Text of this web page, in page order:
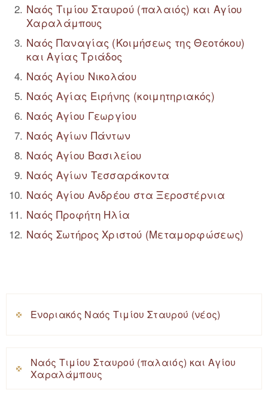
Ναός Τιμίου Σταυρού (παλαιός) και Αγίου
Χαραλάμπους
Ναός Παναγίας (Κοιμήσεως της Θεοτόκου)
και Αγίας Τριάδος
Ναός Αγίου Νικολάου
Ναός Αγίας Ειρήνης (κοιμητηριακός)
Ναός Αγίου Γεωργίου
Ναός Αγίων Πάντων
Ναός Αγίου Βασιλείου
Ναός Αγίων Τεσσαράκοντα
Ναός Αγίου Ανδρέου στα Ξεροστέρνια
Ναός Προφήτη Ηλία
Ναός Σωτήρος Χριστού (Μεταμορφώσεως)
Ενοριακός Ναός Τιμίου Σταυρού (νέος)
Ναός Τιμίου Σταυρού (παλαιός) και Αγίου
Χαραλάμπους